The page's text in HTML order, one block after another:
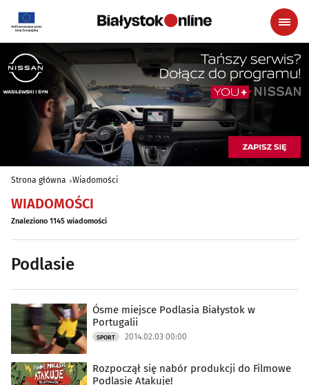
Strona główna Wiadomości
WIADOMOŚCI
Znaleziono 1145 wiadomości
Podlasie
Ósme miejsce Podlasia Białystok w
Portugalii
SPORT 2014.02.03 00:00
Rozpoczął się nabór produkcji do Filmowe
Podlasie Atakuje!